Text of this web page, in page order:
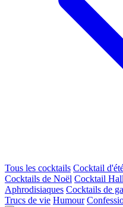
Tous les cocktails Cocktail
Cocktails de Noël Cocktail
Aphrodisiaques Cocktails de
Trucs de vie Humour